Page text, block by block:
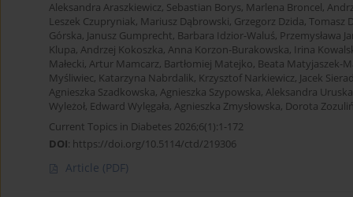
Aleksandra Araszkiewicz, Sebastian Borys, Marlena Broncel,
Leszek Czupryniak, Mariusz Dąbrowski, Grzegorz Dzida, Tomasz
Górska, Janusz Gumprecht, Barbara Idzior-Waluś, Przemysława
Klupa, Andrzej Kokoszka, Anna Korzon-Burakowska, Irina
Małecki, Artur Mamcarz, Bartłomiej Matejko, Beata Matyjaszek-
Myśliwiec, Katarzyna Nabrdalik, Krzysztof Narkiewicz, Jacek
Agnieszka Szadkowska, Agnieszka Szypowska, Aleksandra Uruska
Wyleżoł, Edward Wylęgała, Agnieszka Zmysłowska, Dorota
Current Topics in Diabetes 2026;6(1):1-172
DOI: https://doi.org/10.5114/ctd/219306
Article (PDF)